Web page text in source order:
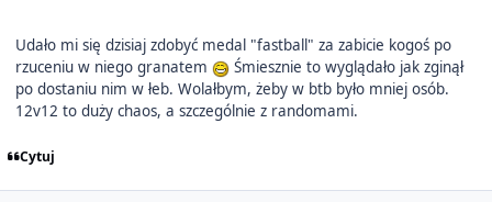
Udało mi się dzisiaj zdobyć medal "fastball" za zabicie kogoś po
rzuceniu w niego granatem
Śmiesznie to wyglądało jak zginął
po dostaniu nim w łeb. Wolałbym, żeby w btb było mniej osób.
12v12 to duży chaos, a szczególnie z randomami.
Cytuj